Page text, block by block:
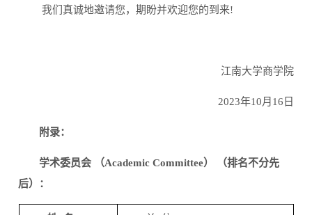
我们真诚地邀请您，期盼并欢迎您的到来!
江南大学商学院
2023年10月16日
附录：
学术委员会 （Academic Committee） （排名不分先
后）：